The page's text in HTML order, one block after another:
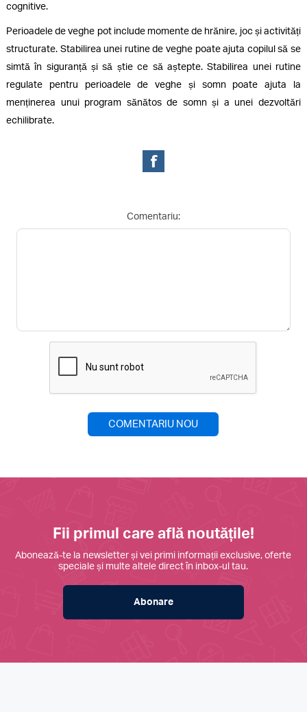
cognitive.
Perioadele de veghe pot include momente de hrănire, joc și activități
structurate. Stabilirea unei rutine de veghe poate ajuta copilul să se
simtă în siguranță și să știe ce să aștepte. Stabilirea unei rutine
regulate pentru perioadele de veghe și somn poate ajuta la
menținerea unui program sănătos de somn și a unei dezvoltări
echilibrate.
Comentariu:
COMENTARIU NOU
Fii primul care află noutățile!
Abonează-te la newsletter și vei primi informații exclusive, oferte
speciale și multe altele direct în inbox-ul tau.
Abonare